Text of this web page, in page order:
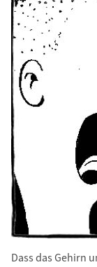
Dass das Gehirn